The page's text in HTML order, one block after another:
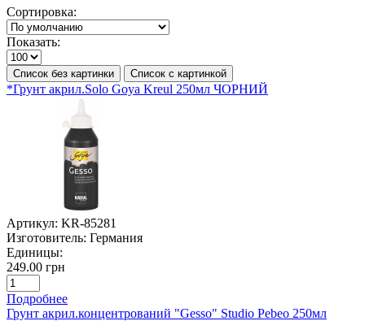
Сортировка:
Показать:
Список без картинки Список с картинкой
*Грунт акрил.Solo Goya Kreul 250мл ЧОРНИЙ
Артикул: KR-85281
Изготовитель: Германия
Единицы:
249.00 грн
Подробнее
Грунт акрил.концентрований "Gesso" Studio Pebeo 250мл